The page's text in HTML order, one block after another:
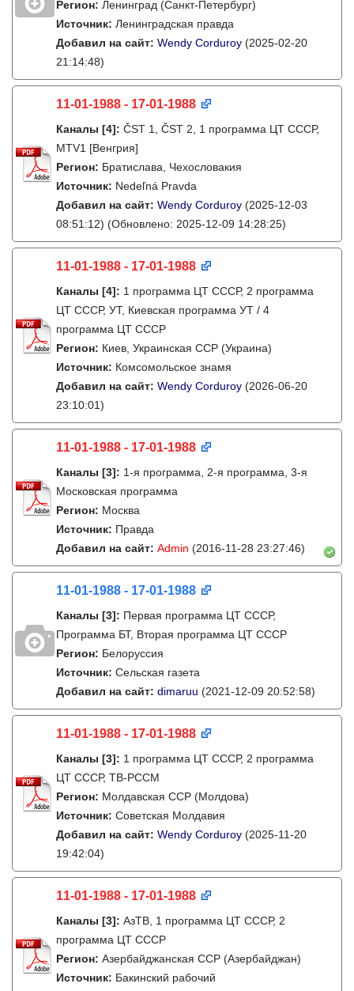
Регион: Ленинград (Санкт-Петербург)
Источник: Ленинградская правда
Добавил на сайт: Wendy Corduroy (2025-02-20
21:14:48)
11-01-1988 - 17-01-1988
Каналы [4]: ČST 1, ČST 2, 1 программа ЦТ СССР,
MTV1 [Венгрия]
Регион: Братислава, Чехословакия
Источник: Nedeľná Pravda
Добавил на сайт: Wendy Corduroy (2025-12-03
08:51:12) (Обновлено: 2025-12-09 14:28:25)
11-01-1988 - 17-01-1988
Каналы [4]: 1 программа ЦТ СССР, 2 программа
ЦТ СССР, УТ, Киевская программа УТ / 4
программа ЦТ СССР
Регион: Киев, Украинская ССР (Украина)
Источник: Комсомольское знамя
Добавил на сайт: Wendy Corduroy (2026-06-20
23:10:01)
11-01-1988 - 17-01-1988
Каналы [3]: 1-я программа, 2-я программа, 3-я
Московская программа
Регион: Москва
Источник: Правда
Добавил на сайт: Admin (2016-11-28 23:27:46)
11-01-1988 - 17-01-1988
Каналы [3]: Первая программа ЦТ СССР,
Программа БТ, Вторая программа ЦТ СССР
Регион: Белоруссия
Источник: Сельская газета
Добавил на сайт: dimaruu (2021-12-09 20:52:58)
11-01-1988 - 17-01-1988
Каналы [3]: 1 программа ЦТ СССР, 2 программа
ЦТ СССР, ТВ-РССМ
Регион: Молдавская ССР (Молдова)
Источник: Советская Молдавия
Добавил на сайт: Wendy Corduroy (2025-11-20
19:42:04)
11-01-1988 - 17-01-1988
Каналы [3]: АзТВ, 1 программа ЦТ СССР, 2
программа ЦТ СССР
Регион: Азербайджанская ССР (Азербайджан)
Источник: Бакинский рабочий